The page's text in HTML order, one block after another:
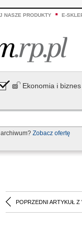
NASZE PRODUKTY E-
Ekonomia i biznes
Zobacz ofertę
POPRZEDNI ARTYKUŁ Z